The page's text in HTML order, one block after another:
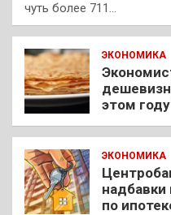
чуть более 711…
ЭКОНОМИКА
этом году
ЭКОНОМИКА
по